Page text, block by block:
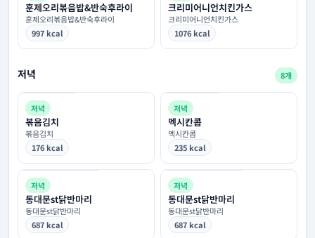
훈제오리볶음밥&반숙후라이
훈제오리볶음밥&반숙후라이
997 kcal
크리미어니언치킨가스
크리미어니언치킨가스
1076 kcal
저녁 8개
저녁
볶음김치
볶음김치
176 kcal
저녁
멕시칸콥
멕시칸콥
235 kcal
저녁
동대문st닭반마리
동대문st닭반마리
687 kcal
저녁
동대문st닭반마리
동대문st닭반마리
687 kcal